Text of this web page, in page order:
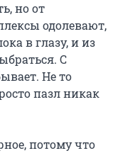
но от
одолевают,
в глазу, и из
С
Не то
пазл никак
потому что